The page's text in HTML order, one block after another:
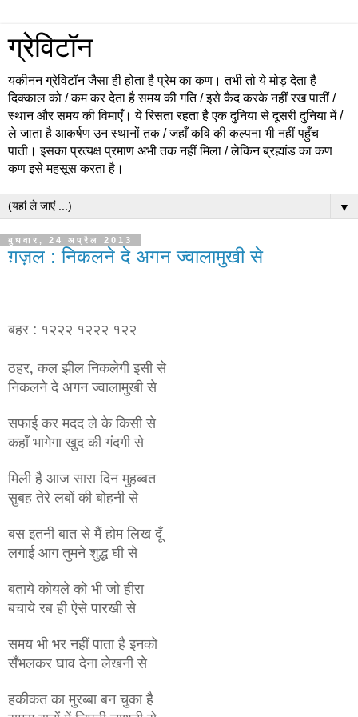
ग्रेविटॉन
यकीनन ग्रेविटॉन जैसा ही होता है प्रेम का कण। तभी तो ये मोड़ देता है
दिक्काल को / कम कर देता है समय की गति / इसे कैद करके नहीं रख पातीं /
स्थान और समय की विमाएँ। ये रिसता रहता है एक दुनिया से दूसरी दुनिया में /
ले जाता है आकर्षण उन स्थानों तक / जहाँ कवि की कल्पना भी नहीं पहुँच
पाती। इसका प्रत्यक्ष प्रमाण अभी तक नहीं मिला / लेकिन ब्रह्मांड का कण
कण इसे महसूस करता है।
▼
बुधवार, 24 अप्रैल 2013
ग़ज़ल : निकलने दे अगन ज्वालामुखी से
बहर : १२२२ १२२२ १२२
-------------------------------
ठहर, कल झील निकलेगी इसी से
निकलने दे अगन ज्वालामुखी से
सफाई कर मदद ले के किसी से
कहाँ भागेगा खुद की गंदगी से
मिली है आज सारा दिन मुहब्बत
सुबह तेरे लबों की बोहनी से
बस इतनी बात से मैं होम लिख दूँ
लगाई आग तुमने शुद्ध घी से
बताये कोयले को भी जो हीरा
बचाये रब ही ऐसे पारखी से
समय भी भर नहीं पाता है इनको
सँभलकर घाव देना लेखनी से
हकीकत का मुरब्बा बन चुका है